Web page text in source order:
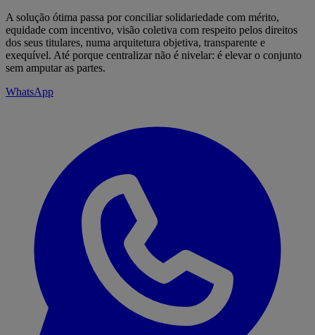
A solução ótima passa por conciliar solidariedade com mérito,
equidade com incentivo, visão coletiva com respeito pelos direitos
dos seus titulares, numa arquitetura objetiva, transparente e
exequível. Até porque centralizar não é nivelar: é elevar o conjunto
sem amputar as partes.
WhatsApp